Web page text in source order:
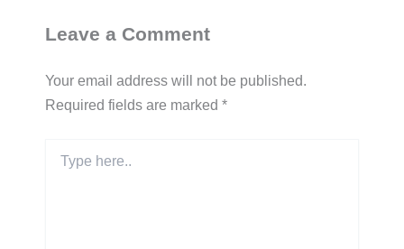
Leave a Comment
Your email address will not be published.
Required fields are marked *
here..